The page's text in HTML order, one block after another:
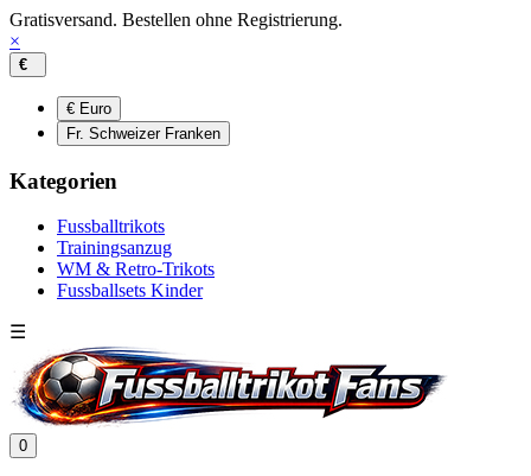
Gratisversand. Bestellen ohne Registrierung.
×
€
€ Euro
Fr. Schweizer Franken
Kategorien
Fussballtrikots
Trainingsanzug
WM & Retro-Trikots
Fussballsets Kinder
☰
0